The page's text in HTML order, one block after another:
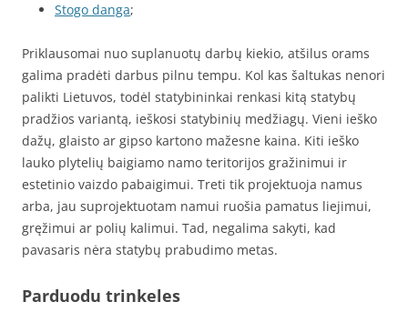
Stogo danga;
Priklausomai nuo suplanuotų darbų kiekio, atšilus orams
galima pradėti darbus pilnu tempu. Kol kas šaltukas nenori
palikti Lietuvos, todėl statybininkai renkasi kitą statybų
pradžios variantą, ieškosi statybinių medžiagų. Vieni ieško
dažų, glaisto ar gipso kartono mažesne kaina. Kiti ieško
lauko plytelių baigiamo namo teritorijos gražinimui ir
estetinio vaizdo pabaigimui. Treti tik projektuoja namus
arba, jau suprojektuotam namui ruošia pamatus liejimui,
gręžimui ar polių kalimui. Tad, negalima sakyti, kad
pavasaris nėra statybų prabudimo metas.
Parduodu trinkeles